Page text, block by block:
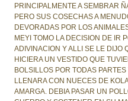
PRINCIPALMENTE A SEMBRAR
PERO SUS COSECHAS A
DEVORADAS POR LOS
MEYI TOMO LA DECISION DE IR
ADIVINACION Y ALLI SE LE DIJO
HICIERA UN VESTIDO QUE
BOLSILLOS POR TODAS
LLENARA CON NUECES DE
AMARGA. DEBIA PASAR UN